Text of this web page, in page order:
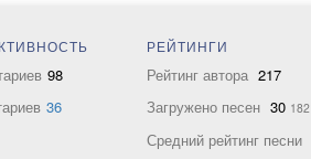
98
36
РЕЙТИНГИ
Рейтинг автора 217
Загружено песен 30 182
Средний рейтинг песни